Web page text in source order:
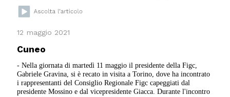
12 maggio 2021
Cuneo
- Nella giornata di martedì 11 maggio il presidente della Figc,
Gabriele Gravina, si è recato in visita a Torino, dove ha incontrato
i rappresentanti del Consiglio Regionale Figc capeggiati dal
presidente Mossino e dal vicepresidente Giacca. Durante l'incontro